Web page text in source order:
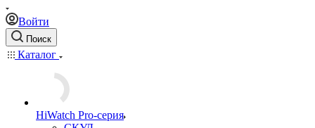
Войти
Поиск
Каталог
HiWatch Pro-серия